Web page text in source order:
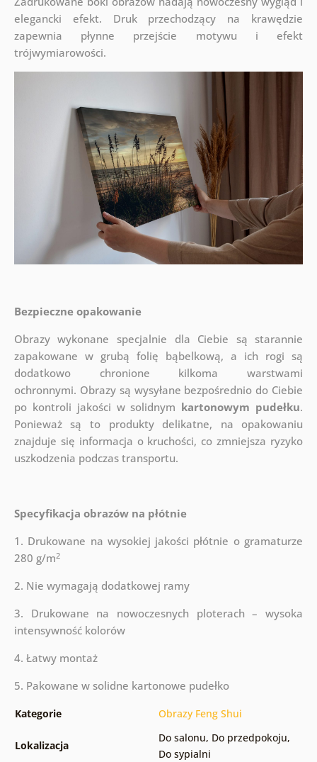
elegancki efekt. Druk przechodzący na krawędzie
zapewnia płynne przejście motywu i efekt
trójwymiarowości.
Bezpieczne opakowanie
Obrazy wykonane specjalnie dla Ciebie są starannie
zapakowane w grubą folię bąbelkową, a ich rogi są
dodatkowo chronione kilkoma warstwami
ochronnymi. Obrazy są wysyłane bezpośrednio do Ciebie
po kontroli jakości w solidnym kartonowym pudełku.
Ponieważ są to produkty delikatne, na opakowaniu
znajduje się informacja o kruchości, co zmniejsza ryzyko
uszkodzenia podczas transportu.
Specyfikacja obrazów na płótnie
1. Drukowane na wysokiej jakości płótnie o gramaturze
280 g/m2
2. Nie wymagają dodatkowej ramy
3. Drukowane na nowoczesnych ploterach – wysoka
intensywność kolorów
4. Łatwy montaż
5. Pakowane w solidne kartonowe pudełko
Kategorie Obrazy Feng Shui
Lokalizacja
Do salonu, Do przedpokoju,
Do sypialni